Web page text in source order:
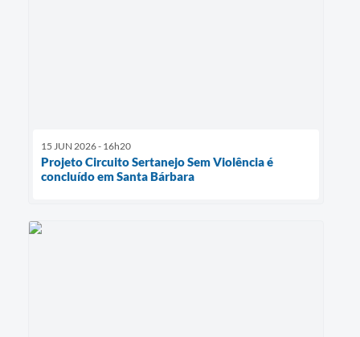
15 JUN 2026 - 16h20
Projeto Circuito Sertanejo Sem Violência é
concluído em Santa Bárbara